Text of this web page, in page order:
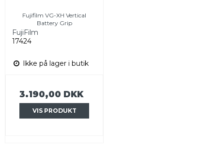
Fujifilm VG-XH Vertical
Battery Grip
FujiFilm
17424
Ikke på lager i butik
3.190,00 DKK
VIS PRODUKT